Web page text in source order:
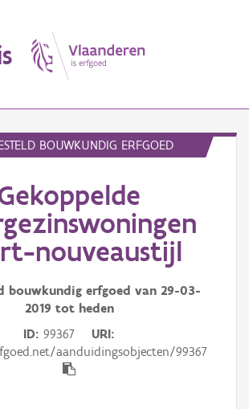
BOUWKUNDIG ERFGOED
nouveaustijl
bouwkundig erfgoed van 29-03-
2019 tot heden
ID 99367
URI
aanduidingsobjecten/99367